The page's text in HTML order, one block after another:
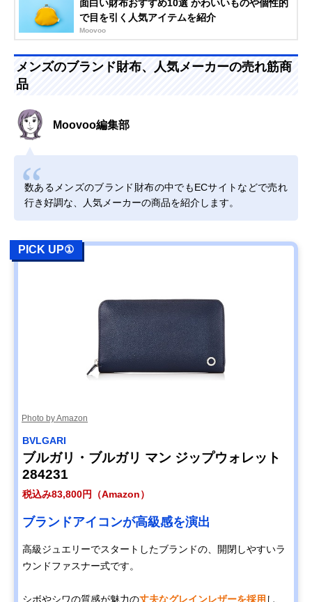
面白い財布おすすめ10選 かわいいものや個性的
で目を引く人気アイテムを紹介
Moovoo
メンズのブランド財布、人気メーカーの売れ筋商
品
Moovoo編集部
数あるメンズのブランド財布の中でもECサイトなどで売れ
行き好調な、人気メーカーの商品を紹介します。
PICK UP①
Photo by Amazon
BVLGARI
ブルガリ・ブルガリ マン ジップウォレット
284231
税込み83,800円（Amazon）
ブランドアイコンが高級感を演出
高級ジュエリーでスタートしたブランドの、開閉しやすいラ
ウンドファスナー式です。
シボやシワの質感が魅力の丈夫なグレインレザーを採用 し、